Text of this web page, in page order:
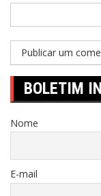
BOLETIM
Nome
E-mail